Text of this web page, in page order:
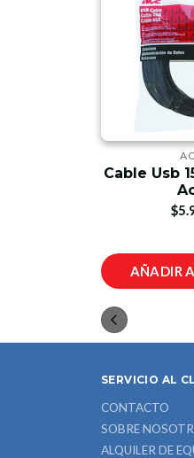
Cable Usb
AÑADIR
SERVICIO AL
CONTACTO
SOBRE
ALQUILER DE